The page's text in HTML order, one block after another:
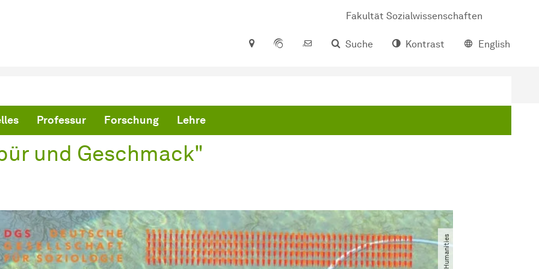
Fakultät Sozialwissenschaften
Suche
Kontrast English
Professur Forschung Lehre
und Geschmack"